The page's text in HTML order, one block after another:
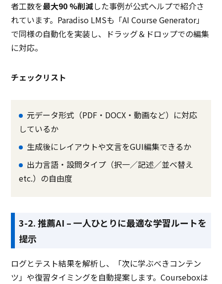
者工数を最大90 %削減した事例が公式ヘルプで紹介さ
れています。Paradiso LMSも「AI Course Generator」
で同様の自動化を実装し、ドラッグ＆ドロップでの編集
に対応。
チェックリスト
元データ形式（PDF・DOCX・動画など）に対応
しているか
生成後にレイアウトや文言をGUI編集できるか
出力言語・設問タイプ（択一／記述／並べ替え
etc.）の自由度
3-2. 推薦AI – 一人ひとりに最適な学習ルートを
提示
ログとテスト結果を解析し、「次に学ぶべきコンテン
ツ」や復習タイミングを自動提案します。Courseboxは